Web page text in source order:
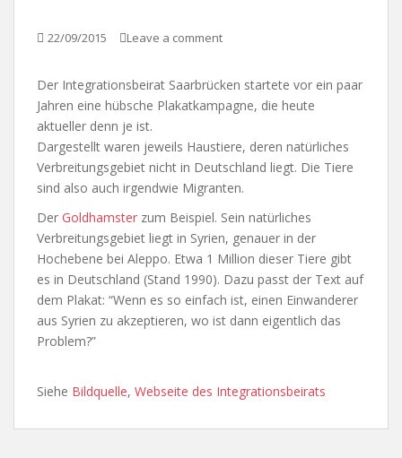
22/09/2015 Leave a comment
Der Integrationsbeirat Saarbrücken startete vor ein paar
Jahren eine hübsche Plakatkampagne, die heute
aktueller denn je ist.
Dargestellt waren jeweils Haustiere, deren natürliches
Verbreitungsgebiet nicht in Deutschland liegt. Die Tiere
sind also auch irgendwie Migranten.
Der Goldhamster zum Beispiel. Sein natürliches
Verbreitungsgebiet liegt in Syrien, genauer in der
Hochebene bei Aleppo. Etwa 1 Million dieser Tiere gibt
es in Deutschland (Stand 1990). Dazu passt der Text auf
dem Plakat: “Wenn es so einfach ist, einen Einwanderer
aus Syrien zu akzeptieren, wo ist dann eigentlich das
Problem?”
Siehe Bildquelle, Webseite des Integrationsbeirats